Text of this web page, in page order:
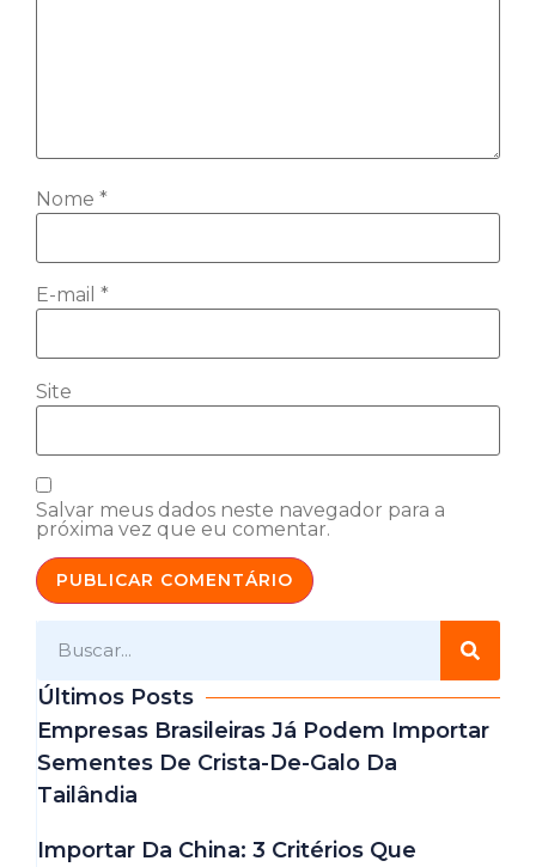
Nome *
E-mail *
Site
Salvar meus dados neste navegador para a
próxima vez que eu comentar.
Últimos Posts
Empresas Brasileiras Já Podem Importar
Sementes De Crista-De-Galo Da
Tailândia
Importar Da China: 3 Critérios Que